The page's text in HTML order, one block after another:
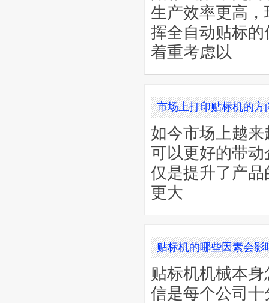
生产效率更高
挥全自动贴标
着重考虑以
市场上打印贴标机的方
如今市场上越
可以更好的带
仅是提升了产
更大
贴标机的哪些因素会影
贴标机机械本
信是每个公司